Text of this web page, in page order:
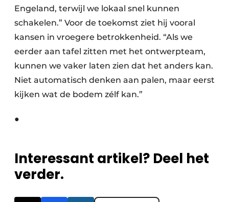
Engeland, terwijl we lokaal snel kunnen
schakelen.” Voor de toekomst ziet hij vooral
kansen in vroegere betrokkenheid. “Als we
eerder aan tafel zitten met het ontwerpteam,
kunnen we vaker laten zien dat het anders kan.
Niet automatisch denken aan palen, maar eerst
kijken wat de bodem zélf kan.”
●
Interessant artikel? Deel het
verder.